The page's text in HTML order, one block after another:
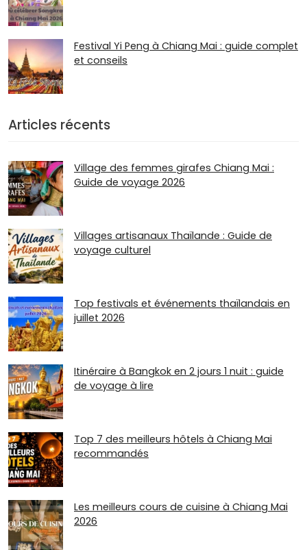
Festival Yi Peng à Chiang Mai : guide complet
et conseils
Articles récents
Village des femmes girafes Chiang Mai :
Guide de voyage 2026
Villages artisanaux Thaïlande : Guide de
voyage culturel
Top festivals et événements thaïlandais en
juillet 2026
Itinéraire à Bangkok en 2 jours 1 nuit : guide
de voyage à lire
Top 7 des meilleurs hôtels à Chiang Mai
recommandés
Les meilleurs cours de cuisine à Chiang Mai
2026